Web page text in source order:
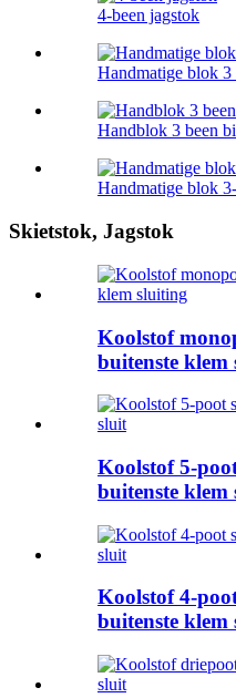
4-been jagstok
Handmatige blok 3
Handblok 3 been
Handmatige blok
Skietstok, Jagstok
Koolstof
buitenste klem
Koolstof 5-
buitenste klem
Koolstof 4-
buitenste klem